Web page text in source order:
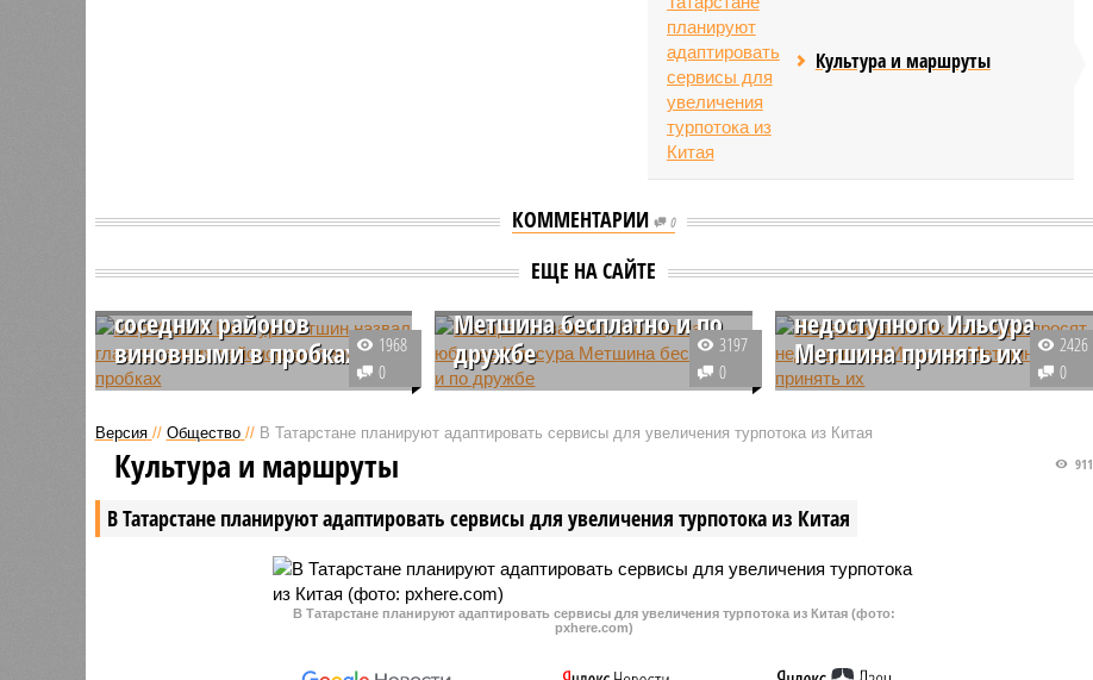
Культура и маршруты
КОММЕНТАРИИ 0
ЕЩЕ НА САЙТЕ
Мэр Казани Ильсур
соседних районов
виновными в пробках
По словам мэра Казани Ильсура
въезде в столицу из
близлежащих населённых
пунктов необходимо решать
руководителям районов, а также
1968
0
Макаревич заявил, что
пел на юбилее Ильсура
Метшина бесплатно и по
дружбе
Известный музыкант Андрей
получал никакого гонорара за
который закатил шикарнейший
города.
3197
0
Жители казанских
недоступного Ильсура
Метшина принять их
Горожане обратились к мэру
требованием принять их у себя
по вопросу развития территории
Люди проводят митинги, на
внимание.
2426
0
Версия // Общество // В Татарстане планируют адаптировать сервисы для увеличения турпотока из Китая
В Татарстане планируют адаптировать сервисы для увеличения турпотока из Китая
911
Культура и маршруты
В Татарстане планируют адаптировать сервисы для увеличения турпотока из Китая (фото:
pxhere.com)